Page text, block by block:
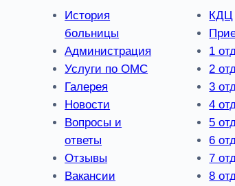
История
больницы
Администрация
Услуги по ОМС
Галерея
Новости
Вопросы и
ответы
Отзывы
Вакансии
КДЦ
1
2
3
4
5
6
7
8